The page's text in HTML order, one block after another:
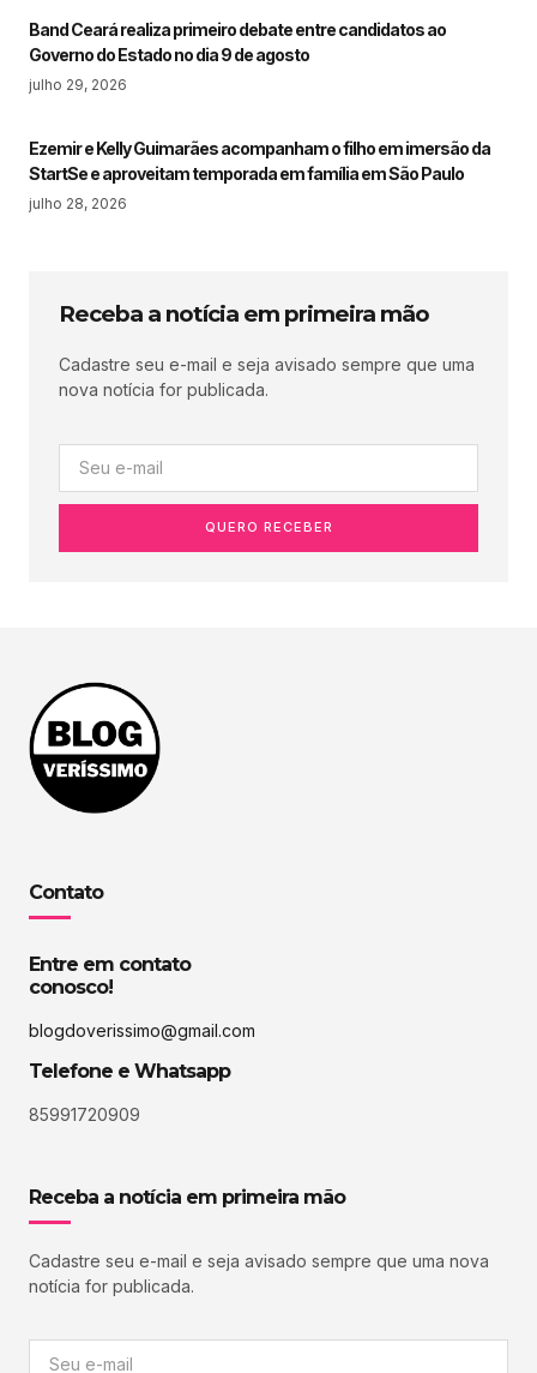
Band Ceará realiza primeiro debate entre candidatos ao
Governo do Estado no dia 9 de agosto
julho 29, 2026
Ezemir e Kelly Guimarães acompanham o filho em imersão da
StartSe e aproveitam temporada em família em São Paulo
julho 28, 2026
Receba a notícia em primeira mão
Cadastre seu e-mail e seja avisado sempre que uma
nova notícia for publicada.
QUERO RECEBER
Contato
Entre em contato
conosco!
blogdoverissimo@gmail.com
Telefone e Whatsapp
85991720909
Receba a notícia em primeira mão
Cadastre seu e-mail e seja avisado sempre que uma nova
notícia for publicada.